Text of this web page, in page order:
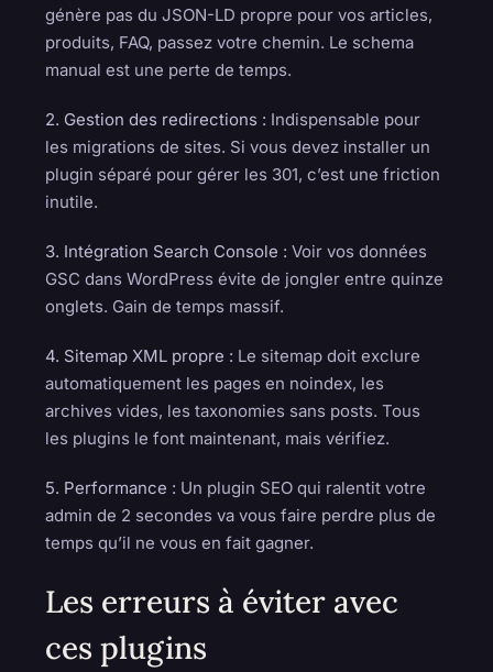
génère pas du JSON-LD propre pour vos articles,
produits, FAQ, passez votre chemin. Le schema
manual est une perte de temps.
2. Gestion des redirections : Indispensable pour
les migrations de sites. Si vous devez installer un
plugin séparé pour gérer les 301, c’est une friction
inutile.
3. Intégration Search Console : Voir vos données
GSC dans WordPress évite de jongler entre quinze
onglets. Gain de temps massif.
4. Sitemap XML propre : Le sitemap doit exclure
automatiquement les pages en noindex, les
archives vides, les taxonomies sans posts. Tous
les plugins le font maintenant, mais vérifiez.
5. Performance : Un plugin SEO qui ralentit votre
admin de 2 secondes va vous faire perdre plus de
temps qu’il ne vous en fait gagner.
Les erreurs à éviter avec
ces plugins